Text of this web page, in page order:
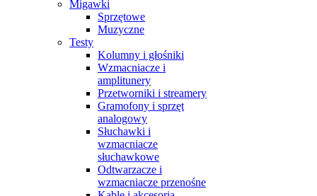
Migawki
Sprzętowe
Muzyczne
Testy
Kolumny i głośniki
Wzmacniacze i
amplitunery
Przetworniki i streamery
Gramofony i sprzęt
analogowy
Słuchawki i
wzmacniacze
słuchawkowe
Odtwarzacze i
wzmacniacze przenośne